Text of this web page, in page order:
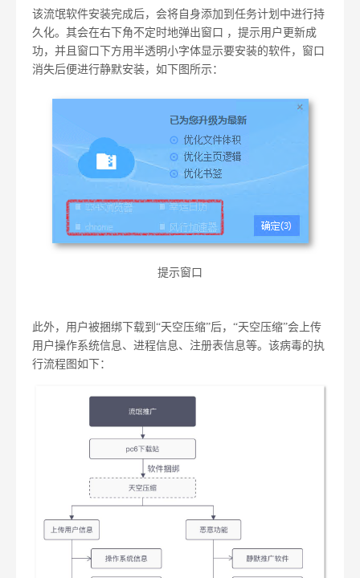
该流氓软件安装完成后，会将自身添加到任务计划中进行持
久化。其会在右下角不定时地弹出窗口 ，提示用户更新成
功，并且窗口下方用半透明小字体显示要安装的软件，窗口
消失后便进行静默安装，如下图所示：
提示窗口
此外，用户被捆绑下载到“天空压缩”后，“天空压缩”会上传
用户操作系统信息、进程信息、注册表信息等。该病毒的执
行流程图如下：